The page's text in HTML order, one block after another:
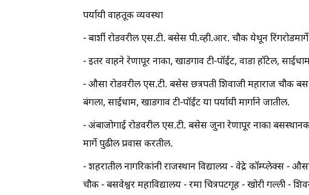
पर्यायी वाहतूक व्यवस्था
- बार्शी रोडवरील एस.टी. बसेस पी.व्ही.आर. चौक येथून
- इतर वाहने रेणापूर नाका, खाडगाव टी-पॉईंट, वाडा हॉटेल,
- औसा रोडवरील एस.टी. बसेस छत्रपती शिवाजी महाराज चौक
बंगला, साईधाम, खाडगाव टी-पॉईंट या पर्यायी मार्गाने जातील.
- अंबाजोगाई रोडवरील एस.टी. बसेस जुना रेणापूर नाका
मार्गे पुढील प्रवास करतील.
- शहरातील नागरिकांनी राजस्थान विद्यालय - वेद्रे कॉम्प्लेक्स -
चौक - बसवेश्वर महाविद्यालय - रमा चित्रपटगृह - खोरी गल्ली -